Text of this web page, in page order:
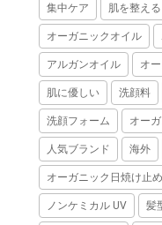
集中ケア 肌を整える
オーガニックオイル
アルガンオイル オ
肌に優しい 洗顔料
洗顔フォーム オー
人気ブランド 海外
オーガニック日焼け止め
ノンケミカル UV 髪